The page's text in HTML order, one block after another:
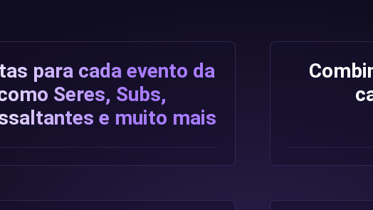
para cada evento da
Seres, Subs,
e muito mais